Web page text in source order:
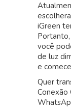
iGreen
você
de luz
e
Quer
Conexão